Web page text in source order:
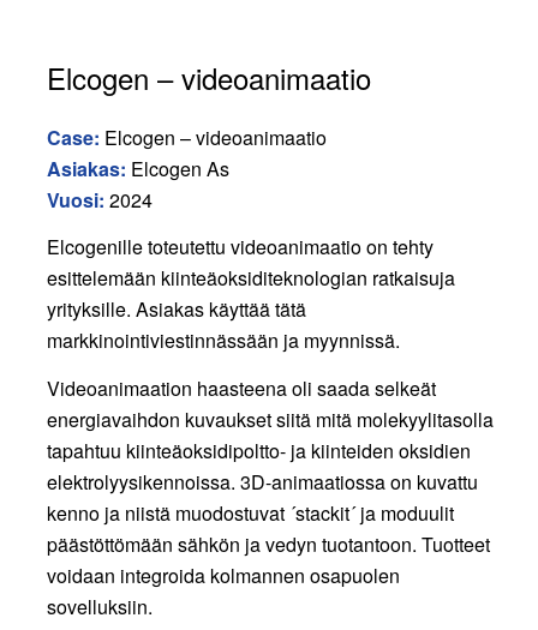
Elcogen – videoanimaatio
Case: Elcogen – videoanimaatio
Asiakas: Elcogen As
Vuosi: 2024
Elcogenille toteutettu videoanimaatio on tehty
esittelemään kiinteäoksiditeknologian ratkaisuja
yrityksille. Asiakas käyttää tätä
markkinointiviestinnässään ja myynnissä.
Videoanimaation haasteena oli saada selkeät
energiavaihdon kuvaukset siitä mitä molekyylitasolla
tapahtuu kiinteäoksidipoltto- ja kiinteiden oksidien
elektrolyysikennoissa. 3D-animaatiossa on kuvattu
kenno ja niistä muodostuvat ´stackit´ ja moduulit
päästöttömään sähkön ja vedyn tuotantoon. Tuotteet
voidaan integroida kolmannen osapuolen
sovelluksiin.